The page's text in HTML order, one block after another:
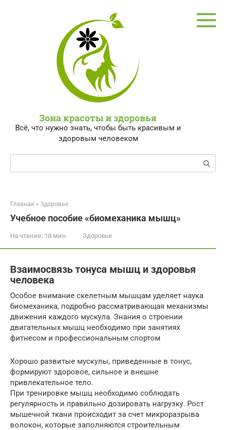
Зона красоты и здоровья
Всё, что нужно знать, чтобы быть красивым и
здоровым человеком
Поиск:
Главная » Здоровье
Учебное пособие «биомеханика мышц»
На чтение: 18 мин Здоровье
Взаимосвязь тонуса мышц и здоровья
человека
Особое внимание скелетным мышцам уделяет наука
биомеханика, подробно рассматривающая механизмы
движения каждого мускула. Знания о строении
двигательных мышц необходимо при занятиях
фитнесом и профессиональным спортом
Хорошо развитые мускулы, приведенные в тонус,
формируют здоровое, сильное и внешне
привлекательное тело.
При тренировке мышц необходимо соблюдать
регулярность и правильно дозировать нагрузку. Рост
мышечной ткани происходит за счет микроразрыва
волокон, которые заполняются строительным